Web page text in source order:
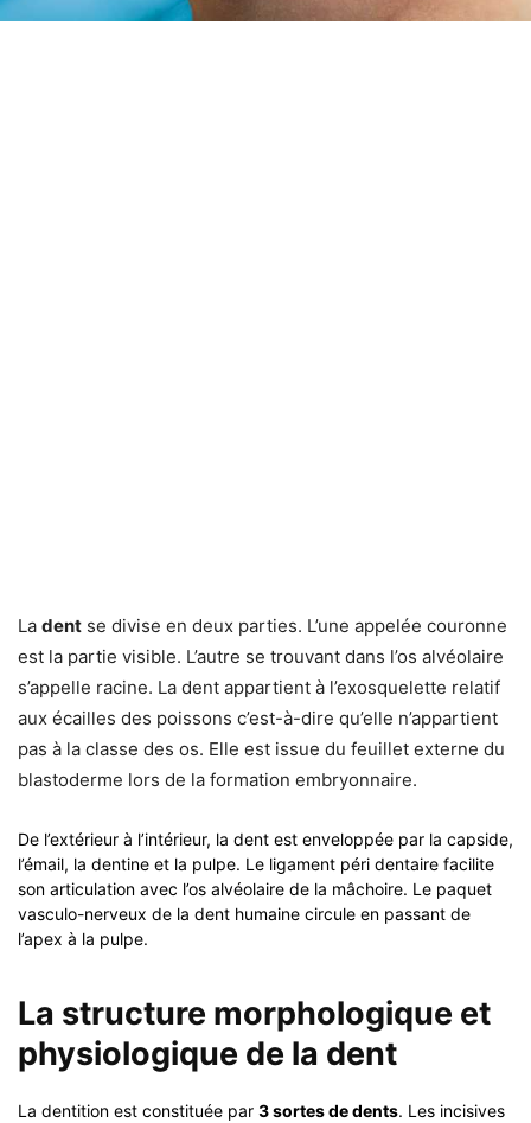
La dent se divise en deux parties. L’une appelée couronne
est la partie visible. L’autre se trouvant dans l’os alvéolaire
s’appelle racine. La dent appartient à l’exosquelette relatif
aux écailles des poissons c’est-à-dire qu’elle n’appartient
pas à la classe des os. Elle est issue du feuillet externe du
blastoderme lors de la formation embryonnaire.
De l’extérieur à l’intérieur, la dent est enveloppée par la capside,
l’émail, la dentine et la pulpe. Le ligament péri dentaire facilite
son articulation avec l’os alvéolaire de la mâchoire. Le paquet
vasculo-nerveux de la dent humaine circule en passant de
l’apex à la pulpe.
La structure morphologique et
physiologique de la dent
La dentition est constituée par 3 sortes de dents. Les incisives